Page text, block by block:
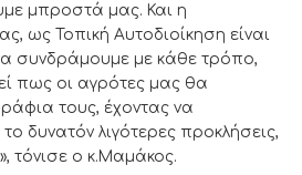
μπροστά μας. Και η
ως Τοπική Αυτοδιοίκηση είναι
συνδράμουμε με κάθε τρόπο,
πως οι αγρότες μας θα
τους, έχοντας να
δυνατόν λιγότερες προκλήσεις,
τόνισε ο κ.Μαμάκος.